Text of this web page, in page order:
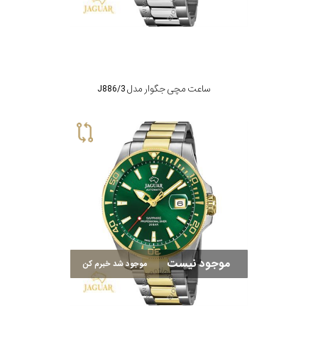
ساعت مچی جگوار مدل J886/3
موجود نیست موجود شد خبرم کن